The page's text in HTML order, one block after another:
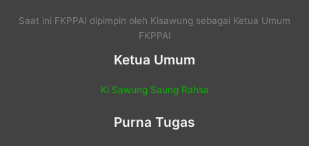
Saat ini FKPPAI dipimpin oleh Kisawung sebagai Ketua Umum
FKPPAI
Ketua Umum
Ki Sawung Saung Rahsa
Purna Tugas